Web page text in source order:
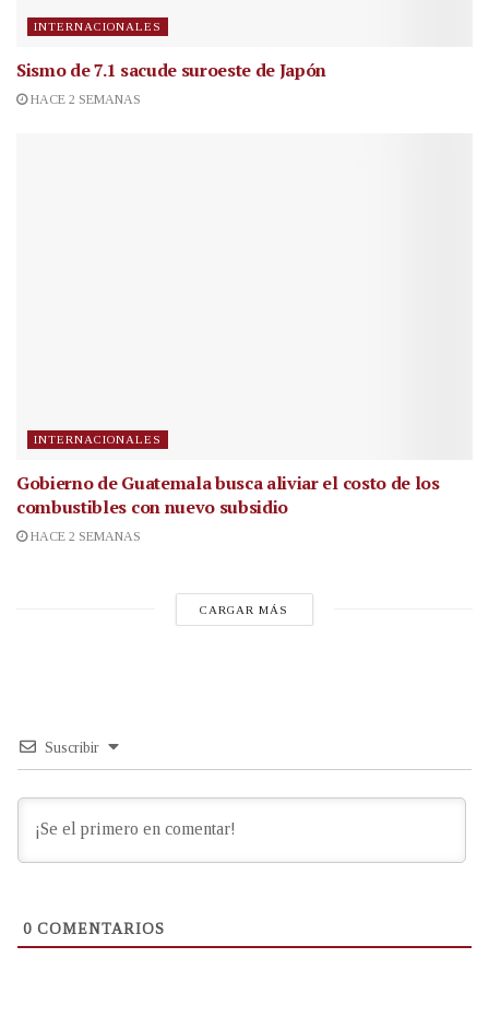
INTERNACIONALES
Sismo de 7.1 sacude suroeste de Japón
HACE 2 SEMANAS
INTERNACIONALES
Gobierno de Guatemala busca aliviar el costo de los
combustibles con nuevo subsidio
HACE 2 SEMANAS
CARGAR MÁS
Suscribir
0 COMENTARIOS